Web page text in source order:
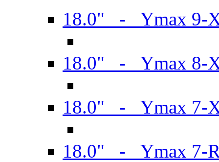
18.0" - Ymax 9-
18.0" - Ymax 8-
18.0" - Ymax 7-
18.0" - Ymax 7-